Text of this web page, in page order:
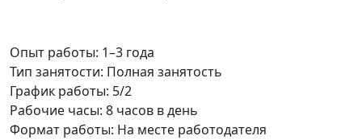
Опыт работы: 1–3 года
Тип занятости: Полная занятость
График работы: 5/2
Рабочие часы: 8 часов в день
Формат работы: На месте работодателя